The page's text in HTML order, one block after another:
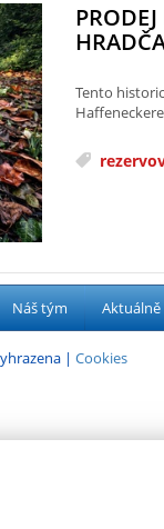
Tento
Náš tým
| Cookies